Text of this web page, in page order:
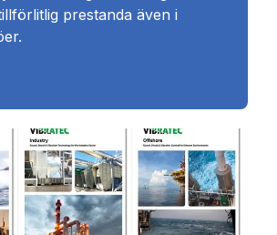
prestanda även i